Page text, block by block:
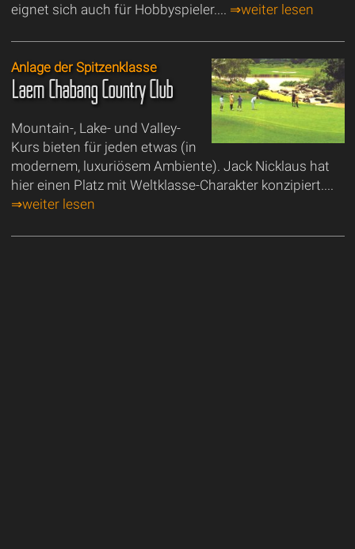
eignet sich auch für Hobbyspieler.... ⇒weiter lesen
Anlage der Spitzenklasse
Laem Chabang Country Club
Mountain-, Lake- und Valley-
Kurs bieten für jeden etwas (in
modernem, luxuriösem Ambiente). Jack Nicklaus hat
hier einen Platz mit Weltklasse-Charakter konzipiert....
⇒weiter lesen